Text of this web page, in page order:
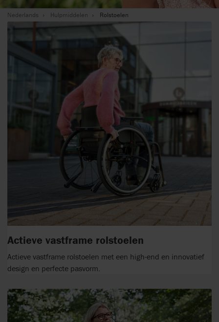
Nederlands Hulpmiddelen Rolstoelen
Actieve vastframe rolstoelen
Actieve vastframe rolstoelen met een high-end en innovatief
design en perfecte pasvorm.